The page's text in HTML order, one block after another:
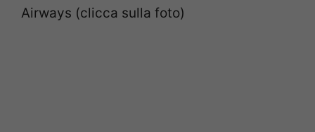
Airways (clicca sulla foto)